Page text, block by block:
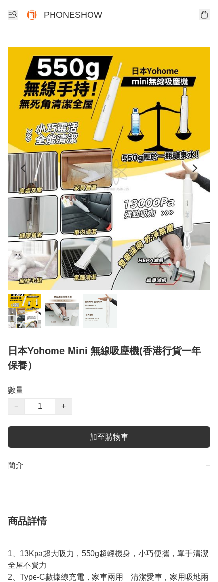
PHONESHOW
日本Yohome Mini 無線吸塵機(香港行貨一年
保養）
數量
−
+
加至購物車
簡介 −
商品詳情
1、13Kpa超大吸力，550g超輕機身，小巧便攜，單手清潔
全屋不費力
2、Type-C數據線充電，家車兩用，清潔愛車，家用吸地兩